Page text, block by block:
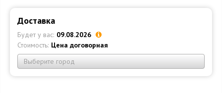
Доставка
Будет у вас: 09.08.2026
Стоимость: Цена договорная
Выберите город